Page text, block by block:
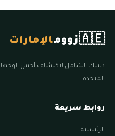
🇦🇪زوومالإمارات
دليلك الشامل لاكتشاف أجمل
المتحدة.
روابط سريعة
الرئيسية